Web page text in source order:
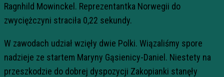
Ragnhild Mowinckel. Reprezentantka Norwegii do
zwyciężczyni straciła 0,22 sekundy.
W zawodach udział wzięły dwie Polki. Wiązaliśmy spore
nadzieje ze startem Maryny Gąsienicy-Daniel. Niestety na
przeszkodzie do dobrej dyspozycji Zakopianki stanęły